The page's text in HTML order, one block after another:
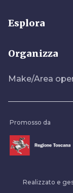
Esplora
Organizza
Make/Area
Promosso da
Realizzato e